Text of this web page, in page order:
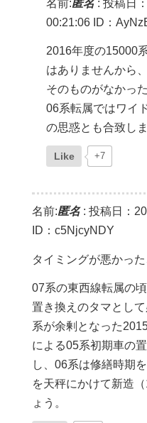
名前:匿名 : 投稿日
00:21:06 ID：
2016年度の15000
はありませんから
そのものがなかっ
06系転属ではワイ
の思惑とも合致しま
Like +7
名前:匿名: 投稿日：
ID：c5NjcyNDY
タイミングが悪かっ
07系の東西線転属の
置き換えのタマとし
系が余剰となった
による05系初期車の
し、06系は修繕時期
を天秤にかけて新造
ょう。